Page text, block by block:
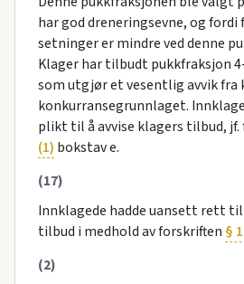
har god dreneringsevne, og
setninger er mindre ved denne
Klager har tilbudt pukkfraksjon
som utgjør et vesentlig avvik fra
konkurransegrunnlaget.
plikt til å avvise klagers tilbud,
(1) bokstav e.
(17)
Innklagede hadde uansett rett til
tilbud i medhold av forskriften §
(2)